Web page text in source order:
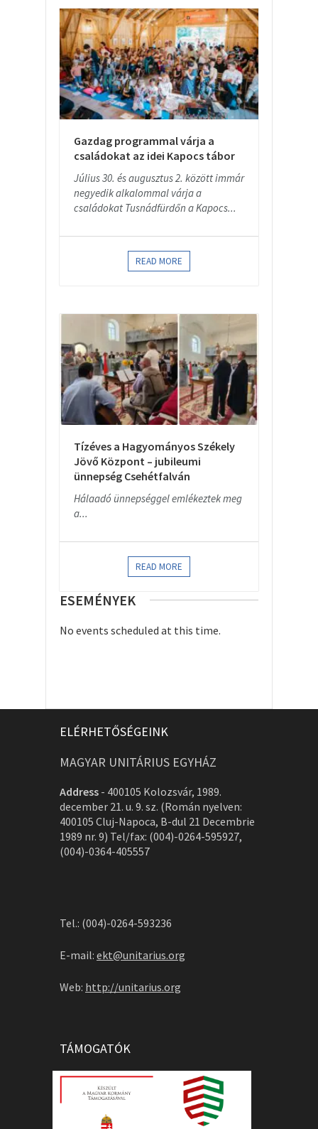
Gazdag programmal várja a
családokat az idei Kapocs tábor
Július 30. és augusztus 2. között immár
negyedik alkalommal várja a
családokat Tusnádfürdőn a Kapocs...
READ MORE
Tízéves a Hagyományos Székely
Jövő Központ – jubileumi
ünnepség Csehétfalván
Hálaadó ünnepséggel emlékeztek meg
a...
READ MORE
ESEMÉNYEK
No events scheduled at this time.
ELÉRHETŐSÉGEINK
MAGYAR UNITÁRIUS EGYHÁZ
Address - 400105 Kolozsvár, 1989.
december 21. u. 9. sz. (Román nyelven:
400105 Cluj-Napoca, B-dul 21 Decembrie
1989 nr. 9) Tel/fax: (004)-0264-595927,
(004)-0364-405557
Tel.: (004)-0264-593236
E-mail: ekt@unitarius.org
Web: http://unitarius.org
TÁMOGATÓK